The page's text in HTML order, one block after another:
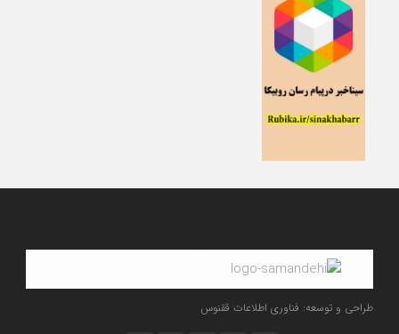
طراحی و توسعه: فناوری اطلاعات ققنوس